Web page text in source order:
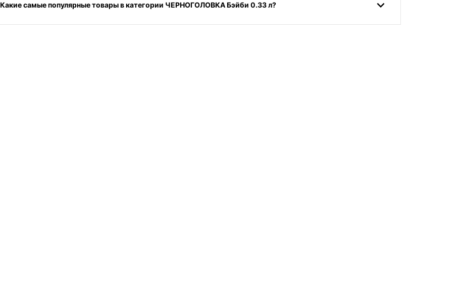
Какие самые популярные товары в категории ЧЕРНОГОЛОВКА Бэйби 0.33 л?